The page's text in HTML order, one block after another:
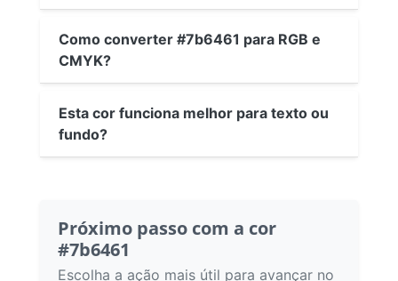
Como converter #7b6461 para RGB e
CMYK?
Esta cor funciona melhor para texto ou
fundo?
Próximo passo com a cor
#7b6461
Escolha a ação mais útil para avançar no